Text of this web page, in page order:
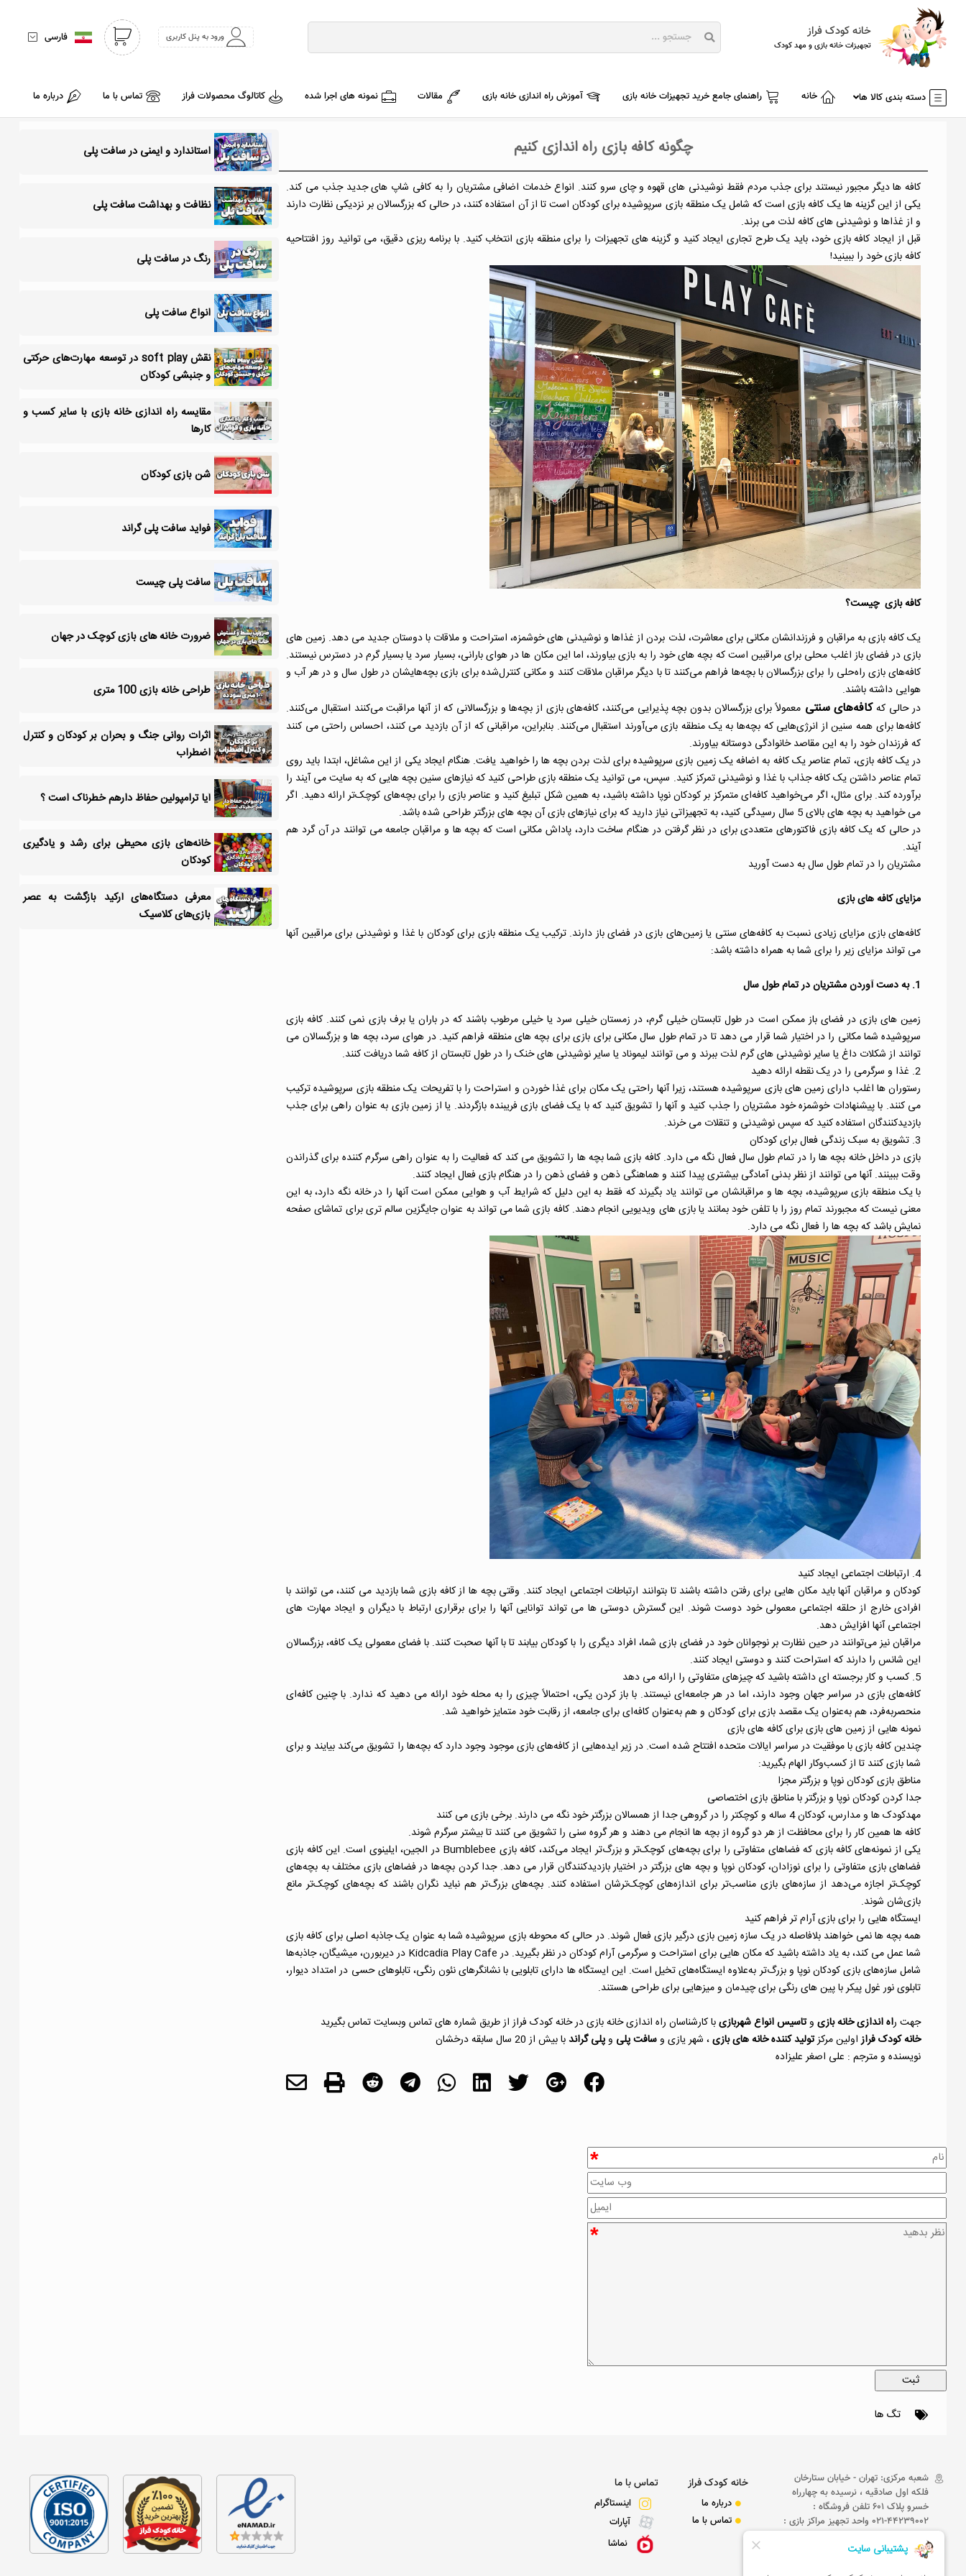
خانه کودک فراز
تجهیزات خانه بازی و مهد کودک
فارسی ورود به پنل کاربری
دسته بندی کالا ها خانه راهنمای جامع خرید تجهیزات خانه بازی آموزش راه اندازی خانه بازی مقالات نمونه های اجرا شده کاتالوگ محصولات فراز تماس با ما درباره ما
استاندارد و ایمنی در سافت پلی
نظافت و بهداشت سافت پلی
رنگ در سافت پلی
انواع سافت پلی
نقش soft play در توسعه مهارت‌های حرکتی
و جنبشی کودکان
مقایسه راه اندازی خانه بازی با سایر کسب و
کارها
شن بازی کودکان
فواید سافت پلی گراند
سافت پلی چیست
ضرورت خانه های بازی کوچک در جهان
طراحی خانه بازی 100 متری
اثرات روانی جنگ و بحران بر کودکان و کنترل
اضطراب
آیا ترامپولین حفاظ دارهم خطرناک است ؟
خانه‌های بازی محیطی برای رشد و یادگیری
کودکان
معرفی دستگاه‌های آرکید بازگشت به عصر
بازی‌های کلاسیک
چگونه کافه بازی راه اندازی کنیم
کافه ها دیگر مجبور نیستند برای جذب مردم فقط نوشیدنی های قهوه و چای سرو کنند. انواع خدمات اضافی مشتریان را به کافی شاپ های جدید جذب می کند.
یکی از این گزینه ها یک کافه بازی است که شامل یک منطقه بازی سرپوشیده برای کودکان است تا از آن استفاده کنند، در حالی که بزرگسالان بر نزدیکی نظارت دارند
و از غذاها و نوشیدنی های کافه لذت می برند.
قبل از ایجاد کافه بازی خود، باید یک طرح تجاری ایجاد کنید و گزینه های تجهیزات را برای منطقه بازی انتخاب کنید. با برنامه ریزی دقیق، می توانید روز افتتاحیه
کافه بازی خود را ببینید!
کافه بازی چیست؟
یک کافه بازی به مراقبان و فرزندانشان مکانی برای معاشرت، لذت بردن از غذاها و نوشیدنی های خوشمزه، استراحت و ملاقات با دوستان جدید می دهد. زمین های
بازی در فضای باز اغلب محلی برای مراقبین است که بچه های خود را به بازی بیاورند، اما این مکان ها در هوای بارانی، بسیار سرد یا بسیار گرم در دسترس نیستند.
کافه‌های بازی راه‌حلی را برای بزرگسالان با بچه‌ها فراهم می‌کنند تا با دیگر مراقبان ملاقات کنند و مکانی کنترل‌شده برای بازی بچه‌هایشان در طول سال و در هر آب و
هوایی داشته باشند.
در حالی کهکافه‌های سنتیمعمولاً برای بزرگسالان بدون بچه پذیرایی می‌کنند، کافه‌های بازی از بچه‌ها و بزرگسالانی که از آنها مراقبت می‌کنند استقبال می‌کنند.
کافه‌ها برای همه سنین از انرژی‌هایی که بچه‌ها به یک منطقه بازی می‌آورند استقبال می‌کنند. بنابراین، مراقبانی که از آن بازدید می کنند، احساس راحتی می کنند
که فرزندان خود را به این مقاصد خانوادگی دوستانه بیاورند.
در یک کافه بازی، تمام عناصر یک کافه به اضافه یک زمین بازی سرپوشیده برای لذت بردن بچه ها را خواهید یافت. هنگام ایجاد یکی از این مشاغل، ابتدا باید روی
تمام عناصر داشتن یک کافه جذاب با غذا و نوشیدنی تمرکز کنید. سپس، می توانید یک منطقه بازی طراحی کنید که نیازهای سنین بچه هایی که به سایت می آیند را
برآورده کند. برای مثال، اگر می‌خواهید کافه‌ای متمرکز بر کودکان نوپا داشته باشید، به همین شکل تبلیغ کنید و عناصر بازی را برای بچه‌های کوچک‌تر ارائه دهید. اگر
می خواهید به بچه های بالای 5 سال رسیدگی کنید، به تجهیزاتی نیاز دارید که برای نیازهای بازی آن بچه های بزرگتر طراحی شده باشد.
در حالی که یک کافه بازی فاکتورهای متعددی برای در نظر گرفتن در هنگام ساخت دارد، پاداش مکانی است که بچه ها و مراقبان جامعه می توانند در آن گرد هم
آیند.
مشتریان را در تمام طول سال به دست آورید
مزایای کافه های بازی
کافه‌های بازی مزایای زیادی نسبت به کافه‌های سنتی یا زمین‌های بازی در فضای باز دارند. ترکیب یک منطقه بازی برای کودکان با غذا و نوشیدنی برای مراقبین آنها
می تواند مزایای زیر را برای شما به همراه داشته باشد:
1. به دست آوردن مشتریان در تمام طول سال
زمین های بازی در فضای باز ممکن است در طول تابستان خیلی گرم، در زمستان خیلی سرد یا خیلی مرطوب باشند که در باران یا برف بازی نمی کنند. کافه بازی
سرپوشیده شما مکانی را در اختیار شما قرار می دهد تا در تمام طول سال مکانی برای بازی برای بچه های منطقه فراهم کنید. در هوای سرد، بچه ها و بزرگسالان می
توانند از شکلات داغ یا سایر نوشیدنی های گرم لذت ببرند و می توانند لیموناد یا سایر نوشیدنی های خنک را در طول تابستان از کافه شما دریافت کنند.
2. غذا و سرگرمی را در یک نقطه ارائه دهید
رستوران ها اغلب دارای زمین های بازی سرپوشیده هستند، زیرا آنها راحتی یک مکان برای غذا خوردن و استراحت را با تفریحات یک منطقه بازی سرپوشیده ترکیب
می کنند. با پیشنهادات خوشمزه خود مشتریان را جذب کنید و آنها را تشویق کنید که با یک فضای بازی فریبنده بازگردند. یا از زمین بازی به عنوان راهی برای جذب
بازدیدکنندگان استفاده کنید که سپس نوشیدنی و تنقلات می خرند.
3. تشویق به سبک زندگی فعال برای کودکان
بازی در داخل خانه بچه ها را در تمام طول سال فعال نگه می دارد. کافه بازی شما بچه ها را تشویق می کند که فعالیت را به عنوان راهی سرگرم کننده برای گذراندن
وقت ببینند. آنها می توانند از نظر بدنی آمادگی بیشتری پیدا کنند و هماهنگی ذهن و فضای ذهن را در هنگام بازی فعال ایجاد کنند.
با یک منطقه بازی سرپوشیده، بچه ها و مراقبانشان می توانند یاد بگیرند که فقط به این دلیل که شرایط آب و هوایی ممکن است آنها را در خانه نگه دارد، به این
معنی نیست که مجبورند تمام روز را با تلفن خود بمانند یا بازی های ویدیویی انجام دهند. کافه بازی شما می تواند به عنوان جایگزین سالم تری برای تماشای صفحه
نمایش باشد که بچه ها را فعال نگه می دارد.
4. ارتباطات اجتماعی ایجاد کنید
کودکان و مراقبان آنها باید مکان هایی برای رفتن داشته باشند تا بتوانند ارتباطات اجتماعی ایجاد کنند. وقتی بچه ها از کافه بازی شما بازدید می کنند، می توانند با
افرادی خارج از حلقه اجتماعی معمولی خود دوست شوند. این گسترش دوستی ها می تواند توانایی آنها را برای برقراری ارتباط با دیگران و ایجاد مهارت های
اجتماعی آنها افزایش دهد.
مراقبان نیز می‌توانند در حین نظارت بر نوجوانان خود در فضای بازی شما، افراد دیگری را با کودکان بیابند تا با آنها صحبت کنند. با فضای معمولی یک کافه، بزرگسالان
این شانس را دارند که استراحت کنند و دوستی ایجاد کنند.
5. کسب و کار برجسته ای داشته باشید که چیزهای متفاوتی را ارائه می دهد
کافه‌های بازی در سراسر جهان وجود دارند، اما در هر جامعه‌ای نیستند. با باز کردن یکی، احتمالاً چیزی را به محله خود ارائه می دهید که ندارد. با چنین کافه‌ای
منحصربه‌فرد، هم به‌عنوان یک مقصد بازی برای کودکان و هم به‌عنوان کافه‌ای برای جامعه، از رقابت خود متمایز خواهید شد.
نمونه هایی از زمین های بازی برای کافه های بازی
چندین کافه بازی با موفقیت در سراسر ایالات متحده افتتاح شده است. در زیر ایده‌هایی از کافه‌های بازی موجود وجود دارد که بچه‌ها را تشویق می‌کند بیایند و برای
شما بازی کنند تا از کسب‌وکار الهام بگیرید:
مناطق بازی کودکان نوپا و بزرگتر مجزا
جدا کردن کودکان نوپا و بزرگتر با مناطق بازی اختصاصی
مهدکودک ها و مدارس، کودکان 4 ساله و کوچکتر را در گروهی جدا از همسالان بزرگتر خود نگه می دارند. برخی بازی می کنند
کافه ها همین کار را برای محافظت از هر دو گروه از بچه ها انجام می دهند و هر گروه سنی را تشویق می کنند تا بیشتر سرگرم شوند.
یکی از نمونه‌های کافه بازی که فضاهای متفاوتی را برای بچه‌های کوچک‌تر و بزرگ‌تر ایجاد می‌کند، کافه بازی Bumblebee در الجین، ایلینوی است. این کافه بازی
فضاهای بازی متفاوتی را برای نوزادان، کودکان نوپا و بچه های بزرگتر در اختیار بازدیدکنندگان قرار می دهد. جدا کردن بچه‌ها در فضاهای بازی مختلف به بچه‌های
کوچک‌تر اجازه می‌دهد از سازه‌های بازی مناسب‌تر برای اندازه‌های کوچک‌ترشان استفاده کنند. بچه‌های بزرگ‌تر هم نباید نگران باشند که بچه‌های کوچک‌تر مانع
بازی‌شان شوند.
ایستگاه هایی را برای بازی آرام تر فراهم کنید
همه بچه ها نمی خواهند بلافاصله در یک سازه زمین بازی درگیر بازی فعال شوند. در حالی که محوطه بازی سرپوشیده شما به عنوان یک جاذبه اصلی برای کافه بازی
شما عمل می کند، به یاد داشته باشید که مکان هایی برای استراحت و سرگرمی آرام کودکان در نظر بگیرید. در Kidcadia Play Cafe در دیربورن، میشیگان، جاذبه‌ها
شامل سازه‌های بازی کودکان نوپا و بزرگ‌تر به‌علاوه ایستگاه‌های تخیل است. این ایستگاه ها دارای تابلویی با نشانگرهای نئون رنگی، تابلوهای حسی در امتداد دیوار،
تابلوی نور غول پیکر با پین های رنگی برای چیدمان و میزهایی برای طراحی هستند.
جهت راه اندازی خانه بازیوتاسیس انواع شهربازیبا کارشناسان راه اندازی خانه بازی در خانه کودک فراز از طریق شماره های تماس وبسایت تماس بگیرید
خانه کودک فرازاولین مرکزتولید کننده خانه های بازی، شهر یازی و سافت پلی و پلی گراندبا بیش از 20 سال سابقه درخشان
نویسنده و مترجم : علی اصغر علیزاده
*
*
تگ ها
شعبه مرکزی: تهران - خیابان ستارخان
فلکه اول صادقیه ، نرسیده به چهارراه
خسرو پلاک 601 تلفن فروشگاه :
44239002-021 واحد تجهیز مراکز بازی :
,09129101943,09101101372
خانه کودک فراز
درباره ما
تماس با ما
تماس با ما
اینستاگرام
آپارات
نماشا